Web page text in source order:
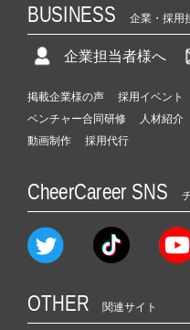
BUSINESS 企業・採用
企業担当者様へ
掲載企業様の声 採用イベント
ベンチャー合同研修
人材紹介
動画制作
採用代行
CheerCareer SNS
OTHER 関連サイト